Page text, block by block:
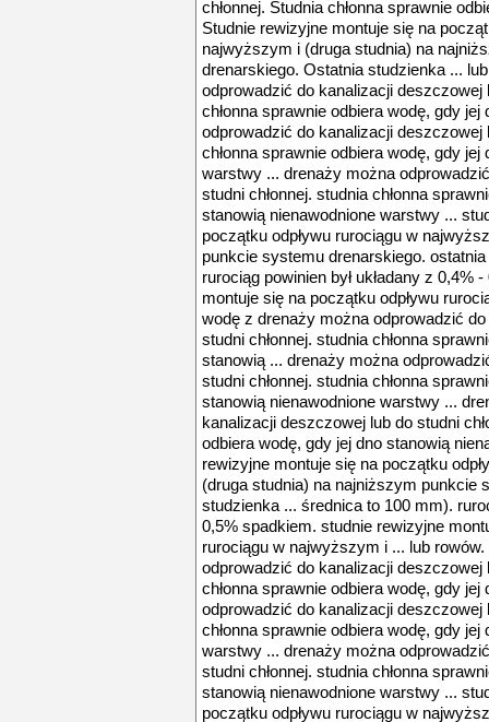
chłonnej. Studnia chłonna sprawnie
Studnie rewizyjne montuje się na
najwyższym i (druga studnia) na
drenarskiego. Ostatnia studzienka ...
odprowadzić do kanalizacji deszczowej
chłonna sprawnie odbiera wodę, gdy
odprowadzić do kanalizacji deszczowej
chłonna sprawnie odbiera wodę, gdy
warstwy ... drenaży można
studni chłonnej. studnia chłonna
stanowią nienawodnione warstwy ...
początku odpływu rurociągu w
punkcie systemu drenarskiego.
rurociąg powinien był układany z 0,4%
montuje się na początku odpływu
wodę z drenaży można odprowadzić
studni chłonnej. studnia chłonna
stanowią ... drenaży można
studni chłonnej. studnia chłonna
stanowią nienawodnione warstwy ...
kanalizacji deszczowej lub do studni
odbiera wodę, gdy jej dno stanowią
rewizyjne montuje się na początku
(druga studnia) na najniższym punkcie
studzienka ... średnica to 100 mm).
0,5% spadkiem. studnie rewizyjne
rurociągu w najwyższym i ... lub
odprowadzić do kanalizacji deszczowej
chłonna sprawnie odbiera wodę, gdy
odprowadzić do kanalizacji deszczowej
chłonna sprawnie odbiera wodę, gdy
warstwy ... drenaży można
studni chłonnej. studnia chłonna
stanowią nienawodnione warstwy ...
początku odpływu rurociągu w